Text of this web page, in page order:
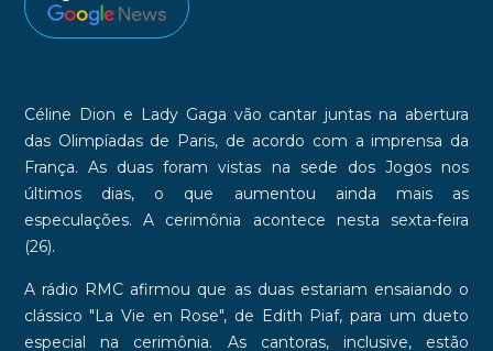
Céline Dion e Lady Gaga vão cantar juntas na abertura
das Olimpíadas de Paris, de acordo com a imprensa da
França. As duas foram vistas na sede dos Jogos nos
últimos dias, o que aumentou ainda mais as
especulações.A cerimônia acontece nesta sexta-feira
(26).
Arádio RMC afirmou que as duas estariam ensaiando o
clássico "La Vie en Rose", de
Edith Piaf, para um dueto
especial na cerimônia. As cantoras, inclusive, estão